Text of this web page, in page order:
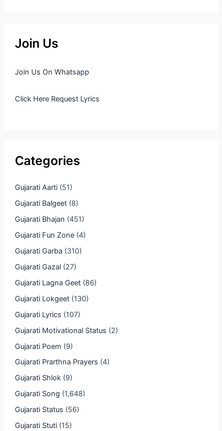
Join Us
Join Us On Whatsapp
Click Here Request Lyrics
Categories
Gujarati Aarti(51)
Gujarati Balgeet(8)
Gujarati Bhajan (451)
Gujarati Fun Zone(4)
Gujarati Garba (310)
Gujarati Gazal(27)
Gujarati Lagna Geet(86)
Gujarati Lokgeet(130)
Gujarati Lyrics (107)
Gujarati Motivational Status (2)
Gujarati Poem (9)
Gujarati Prarthna Prayers (4)
Gujarati Shlok(9)
Gujarati Song (1,648)
Gujarati Status (56)
Gujarati Stuti(15)